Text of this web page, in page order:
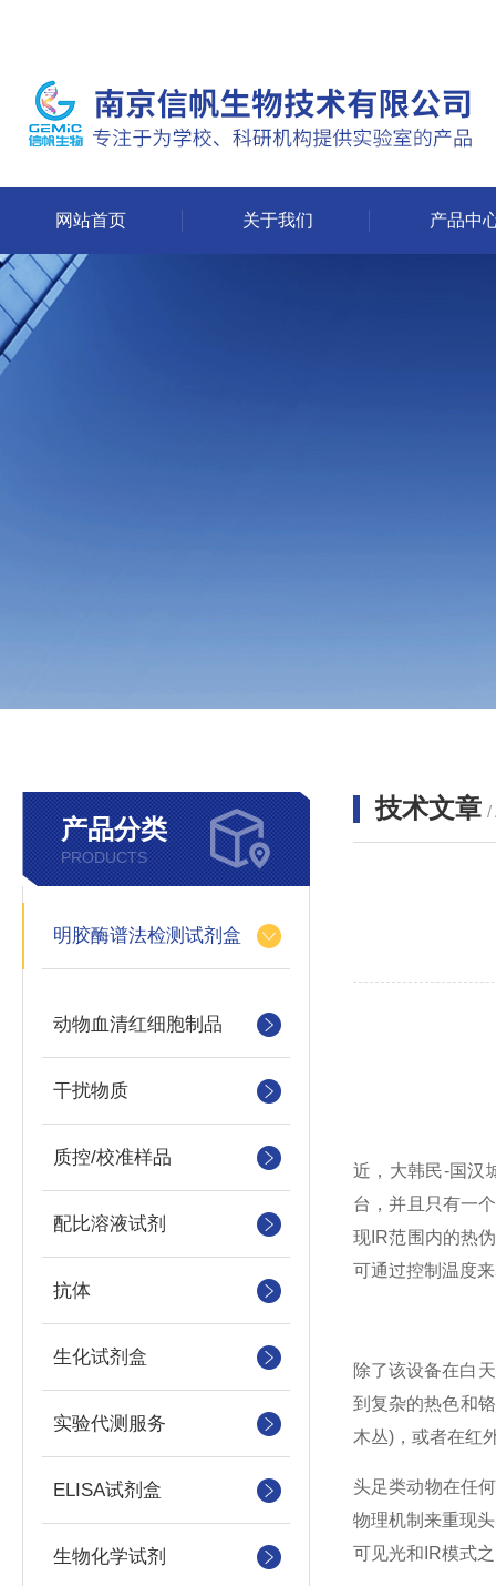
网站首页 关于我们 产品中
产品分类
PRODUCTS
明胶酶谱法检测试剂盒
动物血清红细胞制品
干扰物质
质控/校准样品
配比溶液试剂
抗体
生化试剂盒
实验代测服务
ELISA试剂盒
生物化学试剂
技术文章 /
近，大韩民-国汉
台，并且只有一
现IR范围内的热
可通过控制温度
除了该设备在白
到复杂的热色和
木丛)，或者在红
头足类动物在任
物理机制来重现
可见光和IR模式